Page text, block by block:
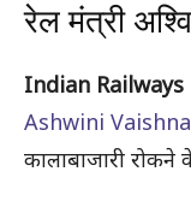
रेल मंत्री
Indian Railways
Ashwini
कालाबाजारी रोकने